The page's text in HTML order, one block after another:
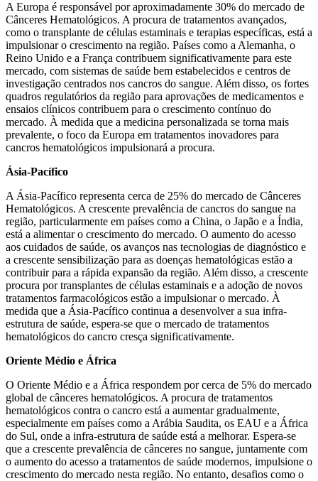
A Europa é responsável por aproximadamente 30% do mercado de
Cânceres Hematológicos. A procura de tratamentos avançados,
como o transplante de células estaminais e terapias específicas, está a
impulsionar o crescimento na região. Países como a Alemanha, o
Reino Unido e a França contribuem significativamente para este
mercado, com sistemas de saúde bem estabelecidos e centros de
investigação centrados nos cancros do sangue. Além disso, os fortes
quadros regulatórios da região para aprovações de medicamentos e
ensaios clínicos contribuem para o crescimento contínuo do
mercado. À medida que a medicina personalizada se torna mais
prevalente, o foco da Europa em tratamentos inovadores para
cancros hematológicos impulsionará a procura.
Ásia-Pacífico
A Ásia-Pacífico representa cerca de 25% do mercado de Cânceres
Hematológicos. A crescente prevalência de cancros do sangue na
região, particularmente em países como a China, o Japão e a Índia,
está a alimentar o crescimento do mercado. O aumento do acesso
aos cuidados de saúde, os avanços nas tecnologias de diagnóstico e
a crescente sensibilização para as doenças hematológicas estão a
contribuir para a rápida expansão da região. Além disso, a crescente
procura por transplantes de células estaminais e a adoção de novos
tratamentos farmacológicos estão a impulsionar o mercado. À
medida que a Ásia-Pacífico continua a desenvolver a sua infra-
estrutura de saúde, espera-se que o mercado de tratamentos
hematológicos do cancro cresça significativamente.
Oriente Médio e África
O Oriente Médio e a África respondem por cerca de 5% do mercado
global de cânceres hematológicos. A procura de tratamentos
hematológicos contra o cancro está a aumentar gradualmente,
especialmente em países como a Arábia Saudita, os EAU e a África
do Sul, onde a infra-estrutura de saúde está a melhorar. Espera-se
que a crescente prevalência de cânceres no sangue, juntamente com
o aumento do acesso a tratamentos de saúde modernos, impulsione o
crescimento do mercado nesta região. No entanto, desafios como o